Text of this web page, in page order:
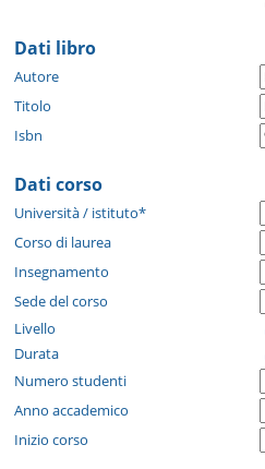
Dati libro
Autore
Titolo
Isbn
Dati corso
Università / istituto*
Corso di laurea
Insegnamento
Sede del corso
Livello
Durata
Numero studenti
Anno accademico
Inizio corso